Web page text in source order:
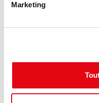
Marketing